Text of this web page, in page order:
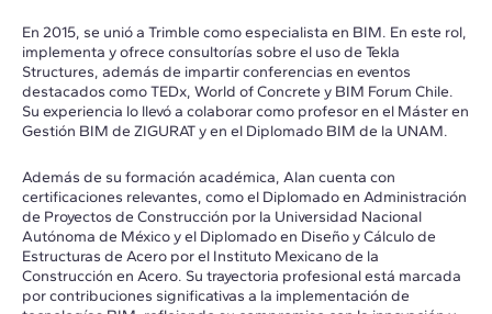
En 2015, se unió a Trimble como especialista en BIM. En este rol,
implementa y ofrece consultorías sobre el uso de Tekla
Structures, además de impartir conferencias en eventos
destacados como TEDx, World of Concrete y BIM Forum Chile.
Su experiencia lo llevó a colaborar como profesor en el Máster en
Gestión BIM de ZIGURAT y en el Diplomado BIM de la UNAM.
Además de su formación académica, Alan cuenta con
certificaciones relevantes, como el Diplomado en Administración
de Proyectos de Construcción por la Universidad Nacional
Autónoma de México y el Diplomado en Diseño y Cálculo de
Estructuras de Acero por el Instituto Mexicano de la
Construcción en Acero. Su trayectoria profesional está marcada
por contribuciones significativas a la implementación de